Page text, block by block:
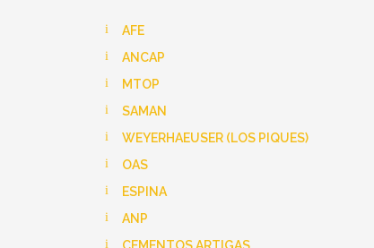
AFE
ANCAP
MTOP
SAMAN
WEYERHAEUSER (LOS PIQUES)
OAS
ESPINA
ANP